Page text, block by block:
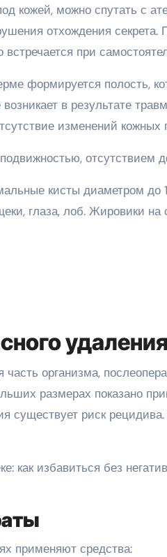
кожей, можно спутать с
отхождения
встречается при
формируется полость,
в результате
изменений кожных
отсутствием
кисты диаметром до
глаза, лоб. Жировики
организма,
размерах показано
существует риск
применяют средства: